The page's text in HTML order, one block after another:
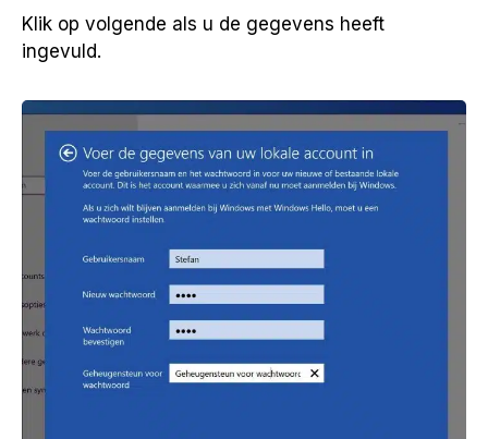
Klik op volgende als u de gegevens heeft
ingevuld.